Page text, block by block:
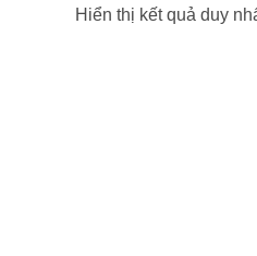
Hiển thị kết quả duy